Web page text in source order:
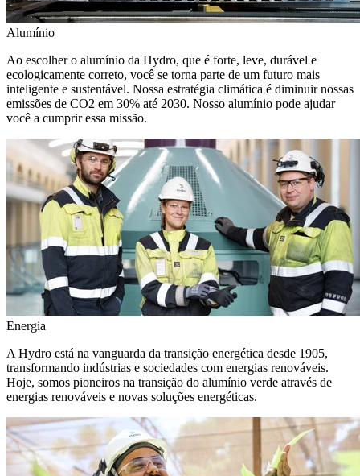
Alumínio
Ao escolher o alumínio da Hydro, que é forte, leve, durável e
ecologicamente correto, você se torna parte de um futuro mais
inteligente e sustentável. Nossa estratégia climática é diminuir nossas
emissões de CO2 em 30% até 2030. Nosso alumínio pode ajudar
você a cumprir essa missão.
Energia
A Hydro está na vanguarda da transição energética desde 1905,
transformando indústrias e sociedades com energias renováveis.
Hoje, somos pioneiros na transição do alumínio verde através de
energias renováveis e novas soluções energéticas.